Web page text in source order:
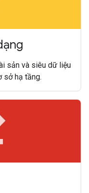
sản và siêu dữ liệu
sở hạ tầng.